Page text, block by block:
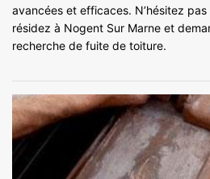
avancées et efficaces. N’hésitez
résidez à Nogent Sur Marne et
recherche de fuite de toiture.